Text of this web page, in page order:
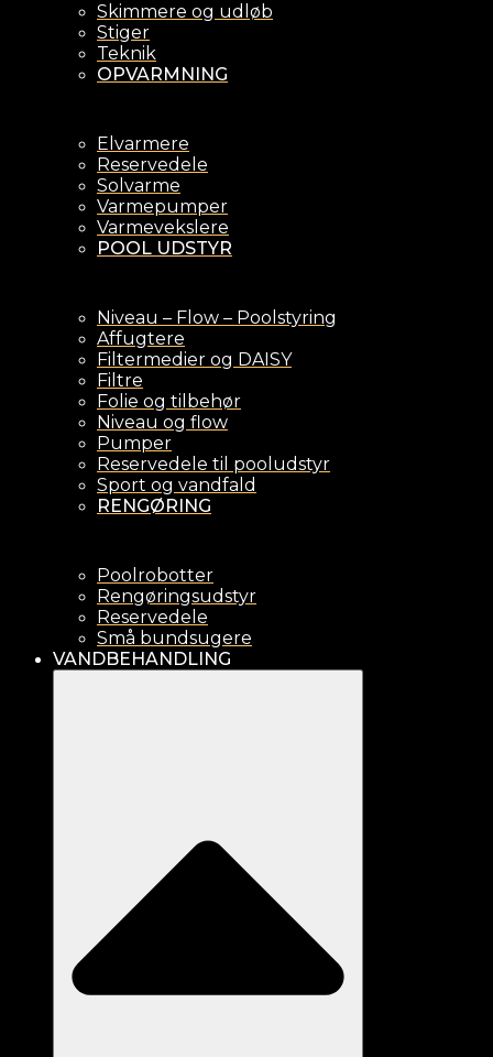
Skimmere og udløb
Stiger
Teknik
OPVARMNING
Elvarmere
Reservedele
Solvarme
Varmepumper
Varmevekslere
POOL UDSTYR
Niveau – Flow – Poolstyring
Affugtere
Filtermedier og DAISY
Filtre
Folie og tilbehør
Niveau og flow
Pumper
Reservedele til pooludstyr
Sport og vandfald
RENGØRING
Poolrobotter
Rengøringsudstyr
Reservedele
Små bundsugere
VANDBEHANDLING